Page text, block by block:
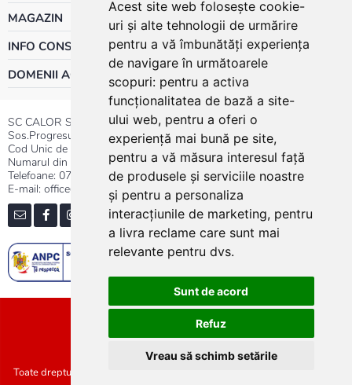
Acest site web folosește cookie-
uri și alte tehnologii de urmărire
pentru a vă îmbunătăți experiența
de navigare în următoarele
scopuri: pentru a activa
funcționalitatea de bază a site-
ului web, pentru a oferi o
experiență mai bună pe site,
pentru a vă măsura interesul față
de produsele și serviciile noastre
și pentru a personaliza
interacțiunile de marketing, pentru
a livra reclame care sunt mai
relevante pentru dvs.
Sunt de acord
Refuz
Vreau să schimb setările
MAGAZIN
INFO CONSUMATOR
DOMENII ACTIVITATE
SC CALOR SRL
Sos.Progresului nr.30-40, Sector 5, Bucuresti
Cod Unic de Inregistrare: RO 3004724
Numarul din Registrul Comertului:J40/13176/1991
Telefoane: 0737.23.44.44|021.411.44.44
E-mail: office@calor.ro
Toate drepturile rezervate SC Calor SRL :: Copyright 2021 :: Realizat de